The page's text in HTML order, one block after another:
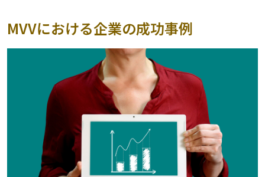
MVVにおける企業の成功事例